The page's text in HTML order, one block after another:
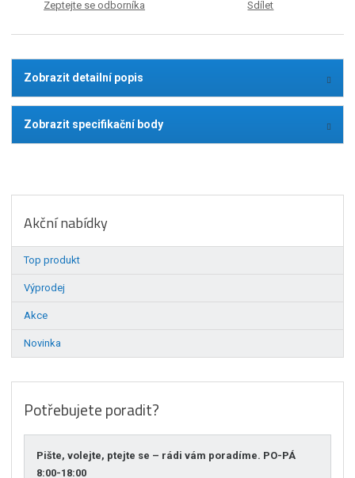
Zeptejte se odborníka Sdílet
Zobrazit detailní popis
Zobrazit specifikační body
Akční nabídky
Top produkt
Výprodej
Akce
Novinka
Potřebujete poradit?
Pište, volejte, ptejte se – rádi vám poradíme. PO-PÁ
8:00-18:00